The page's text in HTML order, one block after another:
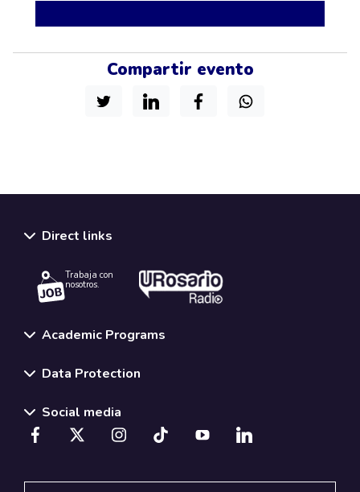
Compartir evento
Direct links
Trabaja con
nosotros.
Academic Programs
Data Protection
Social media